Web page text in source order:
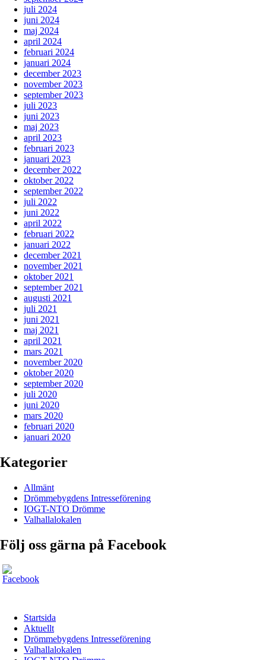
juli 2024
juni 2024
maj 2024
april 2024
februari 2024
januari 2024
december 2023
november 2023
september 2023
juli 2023
juni 2023
maj 2023
april 2023
februari 2023
januari 2023
december 2022
oktober 2022
september 2022
juli 2022
juni 2022
april 2022
februari 2022
januari 2022
december 2021
november 2021
oktober 2021
september 2021
augusti 2021
juli 2021
juni 2021
maj 2021
april 2021
mars 2021
november 2020
oktober 2020
september 2020
juli 2020
juni 2020
mars 2020
februari 2020
januari 2020
Kategorier
Allmänt
Drömmebygdens Intresseförening
IOGT-NTO Drömme
Valhallalokalen
Följ oss gärna på Facebook
Startsida
Aktuellt
Drömmebygdens Intresseförening
Valhallalokalen